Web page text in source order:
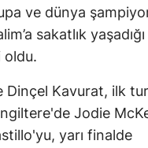
ve dünya
sakatlık
oldu.
Dinçel Kavurat, ilk
Jodie
yarı finalde